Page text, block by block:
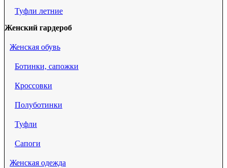
Туфли летние
Женский гардероб
Женская обувь
Ботинки, сапожки
Кроссовки
Полуботинки
Туфли
Сапоги
Женская одежда